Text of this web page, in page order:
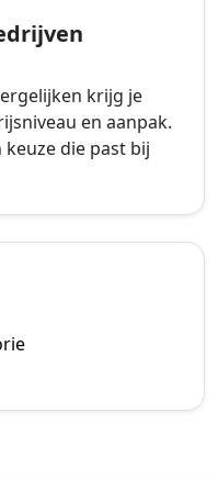
krijg je
en aanpak.
die past bij